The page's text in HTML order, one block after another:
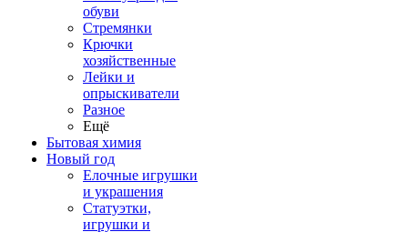
обуви
Стремянки
Крючки
хозяйственные
Лейки и
опрыскиватели
Разное
Ещё
Бытовая химия
Новый год
Елочные игрушки
и украшения
Статуэтки,
игрушки и